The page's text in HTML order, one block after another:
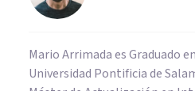
Mario Arrimada es Graduado
Universidad Pontificia de